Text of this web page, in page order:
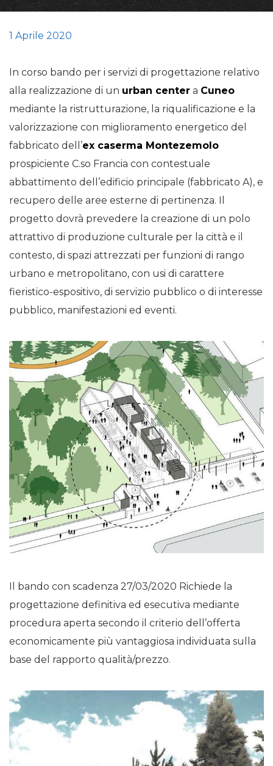
1 Aprile 2020
In corso bando per i servizi di progettazione relativo
alla realizzazione di un urban center a Cuneo
mediante la ristrutturazione, la riqualificazione e la
valorizzazione con miglioramento energetico del
fabbricato dell’ex caserma Montezemolo
prospiciente C.so Francia con contestuale
abbattimento dell’edificio principale (fabbricato A), e
recupero delle aree esterne di pertinenza. Il
progetto dovrà prevedere la creazione di un polo
attrattivo di produzione culturale per la città e il
contesto, di spazi attrezzati per funzioni di rango
urbano e metropolitano, con usi di carattere
fieristico-espositivo, di servizio pubblico o di interesse
pubblico, manifestazioni ed eventi.
Il bando con scadenza 27/03/2020 Richiede la
progettazione definitiva ed esecutiva mediante
procedura aperta secondo il criterio dell’offerta
economicamente più vantaggiosa individuata sulla
base del rapporto qualità/prezzo.